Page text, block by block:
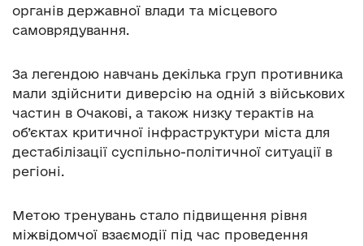
органів державної влади та місцевого
самоврядування.
За легендою навчань декілька груп противника
мали здійснити диверсію на одній з військових
частин в Очакові, а також низку терактів на
об’єктах критичної інфраструктури міста для
дестабілізації суспільно-політичної ситуації в
регіоні.
Метою тренувань стало підвищення рівня
міжвідомчої взаємодії під час проведення